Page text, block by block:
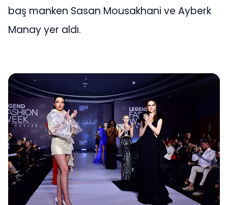
baş manken Sasan Mousakhani ve Ayberk
Manay yer aldı.